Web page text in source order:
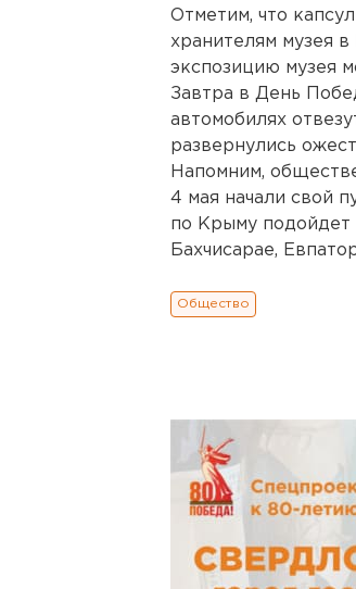
Отметим, что
хранителям музея
экспозицию музея
Завтра в День
автомобилях
развернулись
Напомним,
4 мая начали свой
по Крыму подойдет
Бахчисарае,
Общество